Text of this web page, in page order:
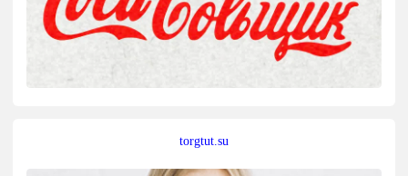
torgtut.su